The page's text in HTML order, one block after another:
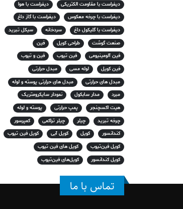
دیفراست با مقاومت الکتریکی
دیفراست با هوا
دیفراست با چرخه معکوس
دیفراست با گاز داغ
دیفراست با گلیکول داغ
سردخانه
سیکل تبرید
صنعت گوشت
طراحی کویل
فین
فین آلومینیومی
فین تیوب
فین و تیوب
فین کویل
لوله مسی
مبدل حرارتی
مبدل های حرارتی
مبدل های حرارتی پوسته و لوله
مبرد
مدار سابکول
نمودار سایکرومتریک
هیت اکسچنجر
پمپ حرارتی
پوسته و لوله
چرخه تبرید
چیلر چیلر تراکمی
کمپرسور
کندانسور
کویل کویل آبی
کویل فین تیوب
کویل فین‌تیوب
کویل های فین تیوب
کویل کندانسور
کویل‌های فین‌تیوب
تماس با ما